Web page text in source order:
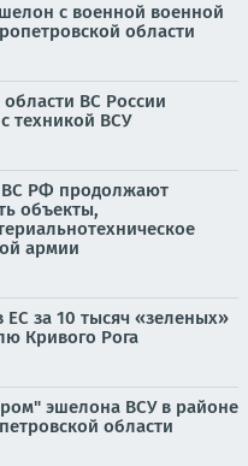
с военной военной
области
ВС России
техникой ВСУ
ВС РФ продолжают
объекты,
армии
за 10 тысяч «зеленых»
Кривого Рога
эшелона ВСУ в районе
области